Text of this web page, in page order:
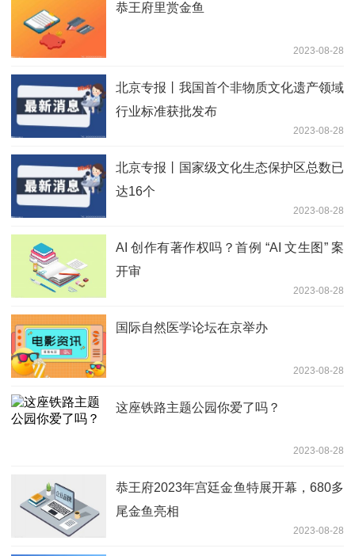
恭王府里赏金鱼
2023-08-28
北京专报丨我国首个非物质文化遗产领域
行业标准获批发布
2023-08-28
北京专报丨国家级文化生态保护区总数已
达16个
2023-08-28
AI 创作有著作权吗？首例 “AI 文生图” 案
开审
2023-08-28
国际自然医学论坛在京举办
2023-08-28
这座铁路主题公园你爱了吗？
2023-08-28
恭王府2023年宫廷金鱼特展开幕，680多
尾金鱼亮相
2023-08-28